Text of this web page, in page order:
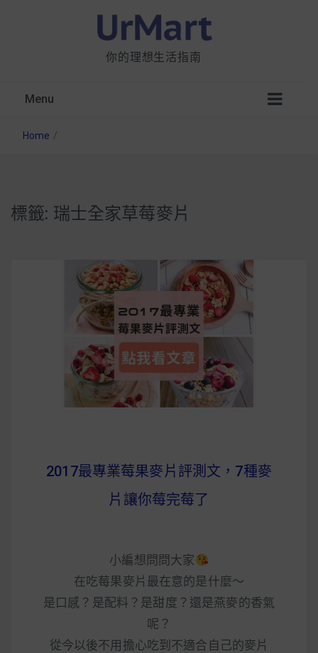
你的理想生活指南
Menu
星巴克都用 OATLY 泡咖啡？市售燕麥奶大剖
無麩質食物清單一覽：燕麥、麵包還有餅乾，
早餐這樣料理最適合！
早上沒時間做早餐？10 款隔夜更美味的燕麥粥
清楚！
減醣食材推薦
Home /
標籤: 瑞士全家草莓麥片
2017最專業莓果麥片評測文，7種麥
片讓你莓完莓了
小編想問問大家
在吃莓果麥片最在意的是什麼～
是口感？是配料？是甜度？還是燕麥的香氣
呢？
從今以後不用擔心吃到不適合自己的麥片